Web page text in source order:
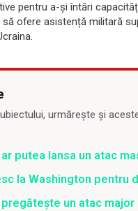
pentru a-și întări
ofere asistență militară
urmărește și
putea lansa un atac
la Washington pentru
un atac